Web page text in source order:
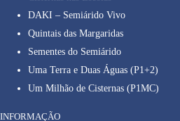
DAKI – Semiárido Vivo
Quintais das Margaridas
Sementes do Semiárido
Uma Terra e Duas Águas (P1+2)
Um Milhão de Cisternas (P1MC)
INFORMAÇÃO